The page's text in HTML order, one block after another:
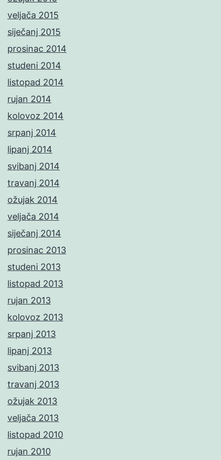
veljača 2015
siječanj 2015
prosinac 2014
studeni 2014
listopad 2014
rujan 2014
kolovoz 2014
srpanj 2014
lipanj 2014
svibanj 2014
travanj 2014
ožujak 2014
veljača 2014
siječanj 2014
prosinac 2013
studeni 2013
listopad 2013
rujan 2013
kolovoz 2013
srpanj 2013
lipanj 2013
svibanj 2013
travanj 2013
ožujak 2013
veljača 2013
listopad 2010
rujan 2010